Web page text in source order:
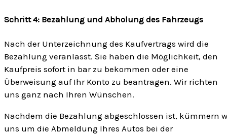
Schritt 4: Bezahlung und Abholung des Fahrzeugs
Nach der Unterzeichnung des Kaufvertrags wird die
Bezahlung veranlasst. Sie haben die Möglichkeit, den
Kaufpreis sofort in bar zu bekommen oder eine
Überweisung auf Ihr Konto zu beantragen. Wir richten
uns ganz nach Ihren Wünschen.
Nachdem die Bezahlung abgeschlossen ist, kümmern
uns um die Abmeldung Ihres Autos bei der